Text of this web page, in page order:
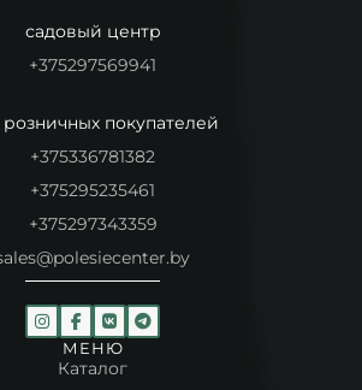
МЕНЮ
Каталог
+375295235461
+375297343359
покупателей
+375336781382
садовый центр
+375297569941